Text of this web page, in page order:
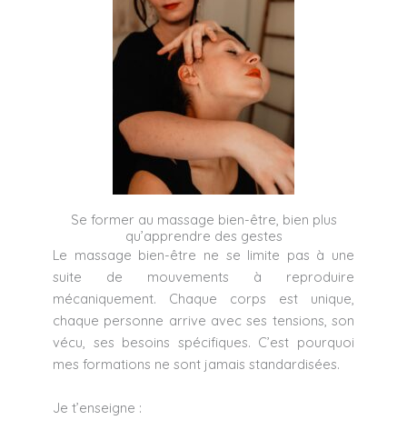
Se former au massage bien-être, bien plus
qu’apprendre des gestes
Le massage bien-être ne se limite pas à une
suite de mouvements à reproduire
mécaniquement. Chaque corps est unique,
chaque personne arrive avec ses tensions, son
vécu, ses besoins spécifiques. C’est pourquoi
mes formations ne sont jamais standardisées.
Je t’enseigne :